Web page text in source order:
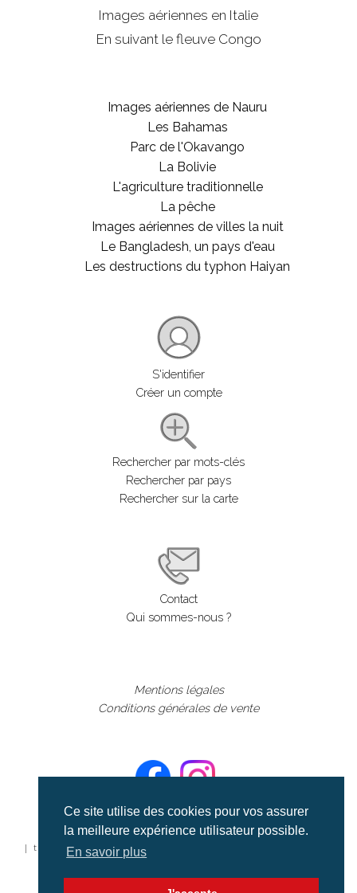
Ce site utilise des cookies pour vos assurer
la meilleure expérience utilisateur possible.
En savoir plus
Images aériennes en Italie
En suivant le fleuve Congo
Images aériennes de Nauru
Les Bahamas
Parc de l'Okavango
La Bolivie
L'agriculture traditionnelle
La pêche
Images aériennes de villes la nuit
Le Bangladesh, un pays d'eau
Les destructions du typhon Haiyan
S'identifier
Créer un compte
Rechercher par mots-clés
Rechercher par pays
Rechercher sur la carte
Contact
Qui sommes-nous ?
Mentions légales
Conditions générales de vente
©aerialcollection marque déposée 2024
| tous droits réservés | aerialcollection.fr banque d'images
aériennes et documentaires video et cinéma |